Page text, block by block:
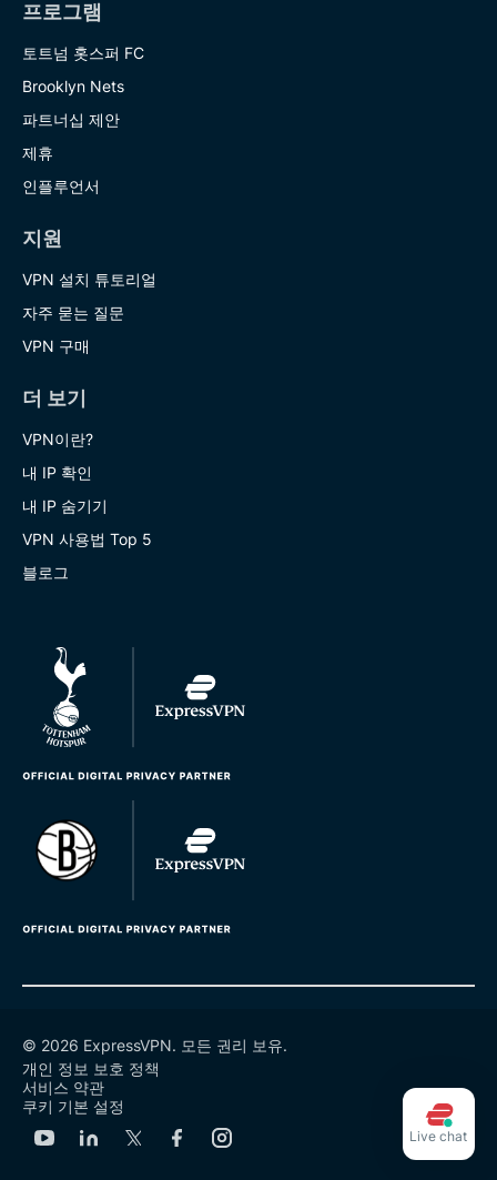
프로그램
토트넘 홋스퍼 FC
Brooklyn Nets
파트너십 제안
제휴
인플루언서
지원
VPN 설치 튜토리얼
자주 묻는 질문
VPN 구매
더 보기
VPN이란?
내 IP 확인
내 IP 숨기기
VPN 사용법 Top 5
블로그
© 2026 ExpressVPN. 모든 권리 보유.
개인 정보 보호 정책
서비스 약관
쿠키 기본 설정
Live chat